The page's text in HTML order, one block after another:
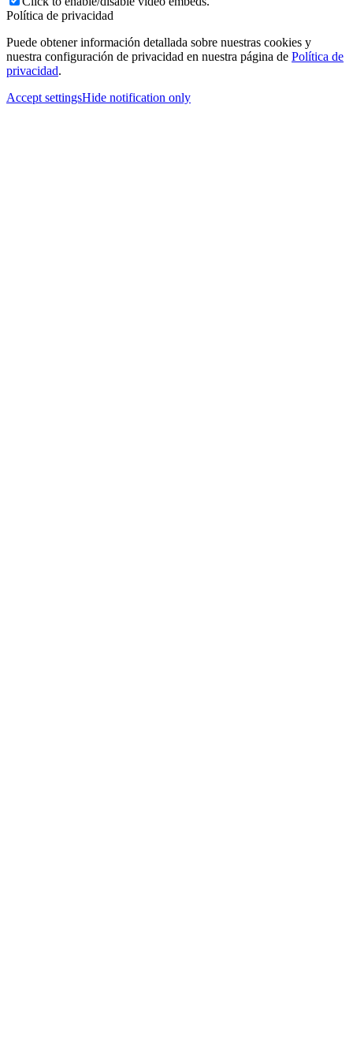
Política de privacidad
Puede obtener información detallada sobre nuestras cookies y
nuestra configuración de privacidad en nuestra página de Política de
privacidad.
Accept settingsHide notification only